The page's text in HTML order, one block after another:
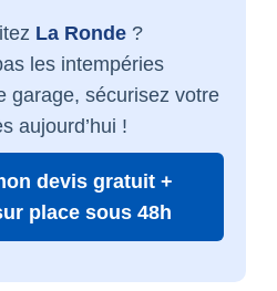
La Ronde?
les intempéries
garage, sécurisez votre
aujourd’hui !
devis gratuit +
place sous 48h